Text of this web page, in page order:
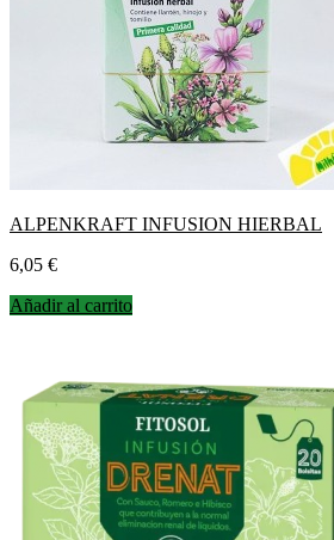
ALPENKRAFT INFUSION HIERBAL
Precio
6,05 €
Añadir al carrito